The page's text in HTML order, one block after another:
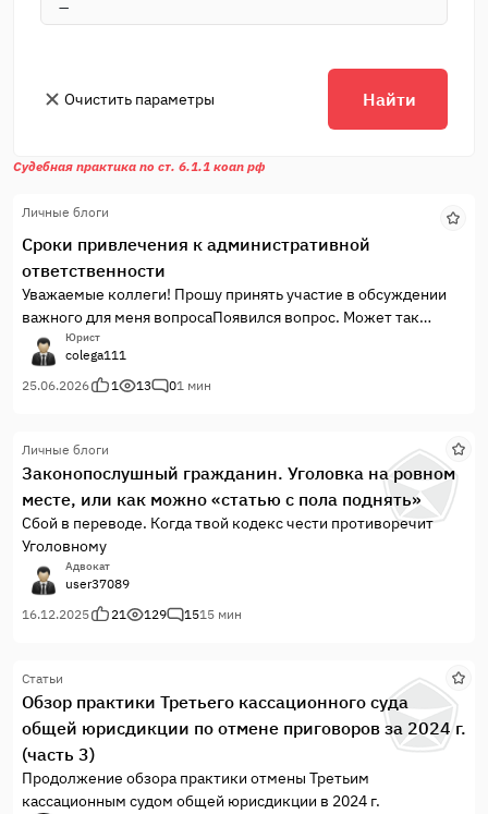
Очистить параметры Найти
Судебная практика по ст. 6.1.1 коап рф
Личные блоги
Сроки привлечения к административной
ответственности
Уважаемые коллеги! Прошу принять участие в обсуждении
важного для меня вопросаПоявился вопрос. Может так
случится, что постановление о привлечении к
административной ответственности отменял по жалобе
лица, привлекаемого к ней.Мировой суд привлек лицо к
Юрист
colega111
25.06.2026
1 13 01 мин
Личные блоги
Законопослушный гражданин. Уголовка на ровном
месте, или как можно «статью с пола поднять»
Сбой в переводе. Когда твой кодекс чести противоречит
Уголовному
Адвокат
user37089
16.12.2025
21 129 1515 мин
Статьи
Обзор практики Третьего кассационного суда
общей юрисдикции по отмене приговоров за 2024 г.
(часть 3)
Продолжение обзора практики отмены Третьим
кассационным судом общей юрисдикции в 2024 г.